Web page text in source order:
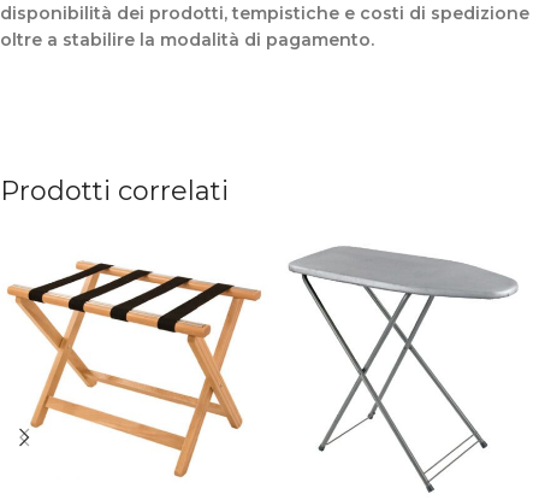
disponibilità dei prodotti, tempistiche e costi di spedizione
oltre a stabilire la modalità di pagamento.
Prodotti correlati